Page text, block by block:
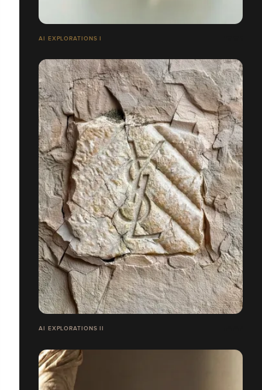
AI EXPLORATIONS I
AI EXPLORATIONS II